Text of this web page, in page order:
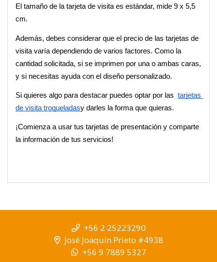
El tamaño de la tarjeta de visita es estándar, mide 9 x 5,5
cm.
Además, debes considerar que el precio de las tarjetas de
visita varía dependiendo de varios factores. Como la
cantidad solicitada, si se imprimen por una o ambas caras,
y si necesitas ayuda con el diseño personalizado.
Si quieres algo para destacar puedes optar por las tarjetas
de visita troqueladasy darles la forma que quieras.
¡Comienza a usar tus tarjetas de presentación y comparte
la información de tus servicios!
+56 2 25223290
José Joaquín Prieto #4938
+56 9 7889 5327